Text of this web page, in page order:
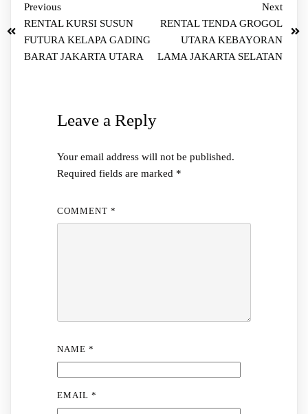
Previous
RENTAL KURSI SUSUN
FUTURA KELAPA GADING
BARAT JAKARTA UTARA
Next
RENTAL TENDA GROGOL
UTARA KEBAYORAN
LAMA JAKARTA SELATAN
Leave a Reply
Your email address will not be published.
Required fields are marked *
COMMENT *
NAME *
EMAIL *